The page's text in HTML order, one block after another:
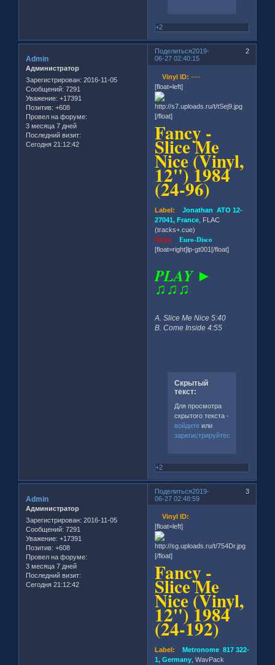
+2
Поделиться 2
2019-
06-27 02:40:15
Admin
Администратор
Зарегистрирован: 2016-11-05
Сообщений: 7291
Уважение: +17391
Позитив: +608
Провел на форуме:
3 месяца 7 дней
Последний визит:
Сегодня 21:12:42
Vinyl ID: ----
[float=left]
[/float]
Fancy -
Slice Me
Nice (Vinyl,
12'') 1984
(24-96)
Label: Jonathan ATO 12-
27041, France , FLAC
(tracks+.cue)
Style:Euro-Disco
[float=right]lp-gt001[/float]
PLAY ►
♫♫♫
A. Slice Me Nice 5:40
B. Come Inside 4:55
Скрытый
текст:
Для просмотра
скрытого текста -
войдитеили
зарегистрируйтесь
+2
Поделиться 3
2019-
06-27 02:48:59
Admin
Администратор
Зарегистрирован: 2016-11-05
Сообщений: 7291
Уважение: +17391
Позитив: +608
Провел на форуме:
3 месяца 7 дней
Последний визит:
Сегодня 21:12:42
Vinyl ID:
[float=left]
[/float]
Fancy -
Slice Me
Nice (Vinyl,
12'') 1984
(24-192)
Label: Metronome 817 322-
1, Germany , WavPack